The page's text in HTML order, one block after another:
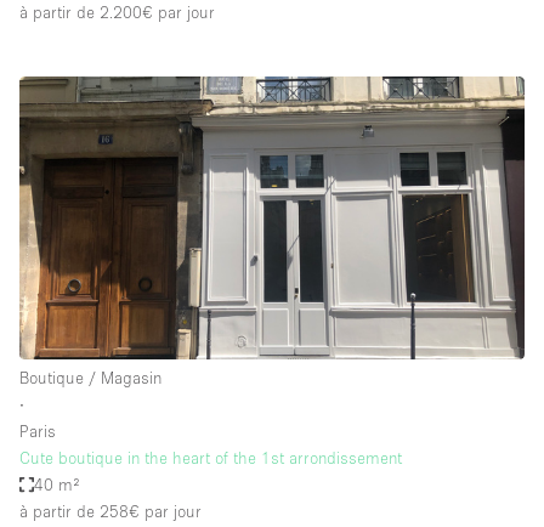
à partir de 2.200€ par jour
Boutique / Magasin
∙
Paris
Cute boutique in the heart of the 1st arrondissement
40 m²
à partir de 258€ par jour